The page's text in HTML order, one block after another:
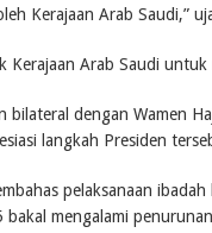
Kerajaan Arab Saudi,”
Arab Saudi untuk
bilateral dengan Wamen
langkah Presiden
pelaksanaan
mengalami